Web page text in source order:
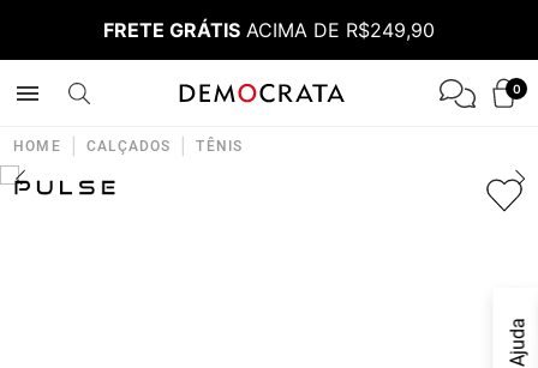
FRETE GRÁTIS ACIMA DE R$249,90
0
Ajuda
HOME CALÇADOS TÊNIS